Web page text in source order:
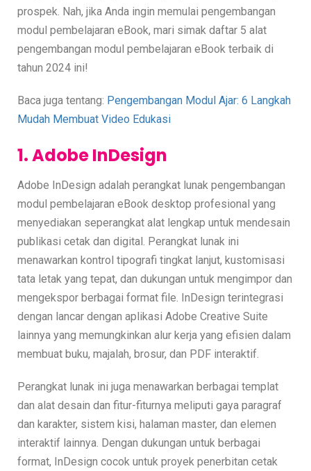
prospek. Nah, jika Anda ingin memulai pengembangan
modul pembelajaran eBook, mari simak daftar 5 alat
pengembangan modul pembelajaran eBook terbaik di
tahun 2024 ini!
Baca juga tentang: Pengembangan Modul Ajar: 6 Langkah
Mudah Membuat Video Edukasi
1. Adobe InDesign
Adobe InDesign adalah perangkat lunak pengembangan
modul pembelajaran eBook desktop profesional yang
menyediakan seperangkat alat lengkap untuk mendesain
publikasi cetak dan digital. Perangkat lunak ini
menawarkan kontrol tipografi tingkat lanjut, kustomisasi
tata letak yang tepat, dan dukungan untuk mengimpor dan
mengekspor berbagai format file. InDesign terintegrasi
dengan lancar dengan aplikasi Adobe Creative Suite
lainnya yang memungkinkan alur kerja yang efisien dalam
membuat buku, majalah, brosur, dan PDF interaktif.
Perangkat lunak ini juga menawarkan berbagai templat
dan alat desain dan fitur-fiturnya meliputi gaya paragraf
dan karakter, sistem kisi, halaman master, dan elemen
interaktif lainnya. Dengan dukungan untuk berbagai
format, InDesign cocok untuk proyek penerbitan cetak